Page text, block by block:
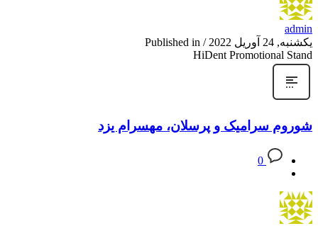
admin
یکشنبه, 24 آوریل 2022
/
Published in
HiDent Promotional Stand
شوروم سرامیک و پرسلان، مهسرام یزد
0